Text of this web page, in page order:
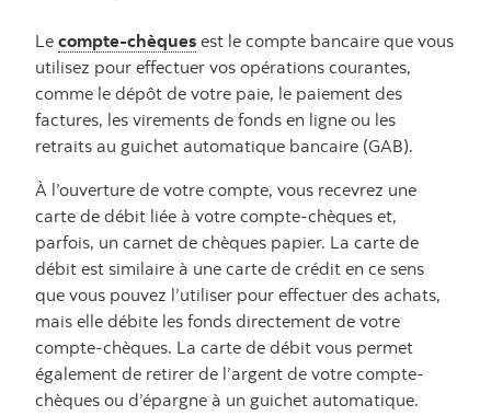
Le compte-chèques est le compte bancaire que vous
utilisez pour effectuer vos opérations courantes,
comme le dépôt de votre paie, le paiement des
factures, les virements de fonds en ligne ou les
retraits au guichet automatique bancaire (GAB).
À l’ouverture de votre compte, vous recevrez une
carte de débit liée à votre compte-chèques et,
parfois, un carnet de chèques papier. La carte de
débit est similaire à une carte de crédit en ce sens
que vous pouvez l’utiliser pour effectuer des achats,
mais elle débite les fonds directement de votre
compte-chèques. La carte de débit vous permet
également de retirer de l’argent de votre compte-
chèques ou d’épargne à un guichet automatique.